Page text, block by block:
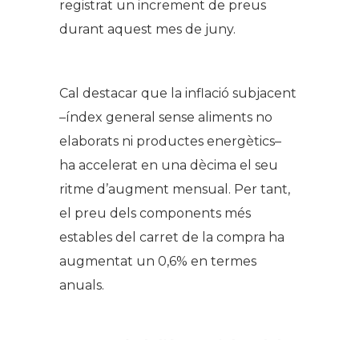
registrat un increment de preus
durant aquest mes de juny.
Cal destacar que la inflació subjacent
–índex general sense aliments no
elaborats ni productes energètics–
ha accelerat en una dècima el seu
ritme d’augment mensual. Per tant,
el preu dels components més
estables del carret de la compra ha
augmentat un 0,6% en termes
anuals.